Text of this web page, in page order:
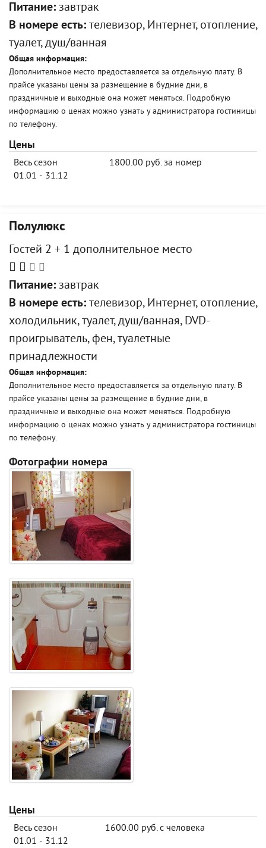
Питание: завтрак
В номере есть: телевизор, Интернет, отопление,
туалет, душ/ванная
Общая информация:
Дополнительное место предоставляется за отдельную плату. В
прайсе указаны цены за размещение в будние дни, в
праздничные и выходные она может меняться. Подробную
информацию о ценах можно узнать у администратора гостиницы
по телефону.
Цены
Весь сезон
01.01 - 31.12
1800.00 руб. за номер
Полулюкс
Гостей 2 + 1 дополнительное место
Питание: завтрак
В номере есть: телевизор, Интернет, отопление,
холодильник, туалет, душ/ванная, DVD-
проигрыватель, фен, туалетные
принадлежности
Общая информация:
Дополнительное место предоставляется за отдельную плату. В
прайсе указаны цены за размещение в будние дни, в
праздничные и выходные она может меняться. Подробную
информацию о ценах можно узнать у администратора гостиницы
по телефону.
Фотографии номера
Цены
Весь сезон
01.01 - 31.12
1600.00 руб. с человека